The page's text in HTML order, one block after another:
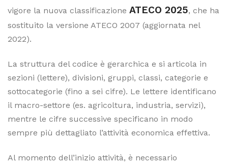
vigore la nuova classificazione ATECO 2025, che ha
sostituito la versione ATECO 2007 (aggiornata nel
2022).
La struttura del codice è gerarchica e si articola in
sezioni (lettere), divisioni, gruppi, classi, categorie e
sottocategorie (fino a sei cifre). Le lettere identificano
il macro-settore (es. agricoltura, industria, servizi),
mentre le cifre successive specificano in modo
sempre più dettagliato l’attività economica effettiva.
Al momento dell’inizio attività, è necessario